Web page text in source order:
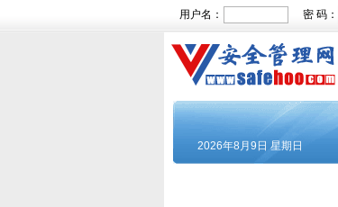
用户名： 密 码：